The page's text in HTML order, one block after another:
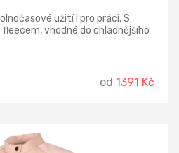
užití i pro práci. S
vhodné do chladnějšího
od 1391 Kč